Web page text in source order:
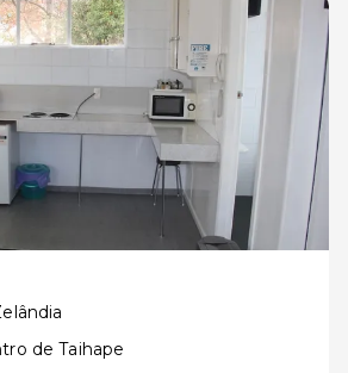
de Taihape